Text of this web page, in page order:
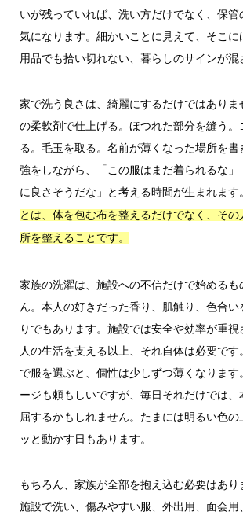
いが残っていれば、洗い方だけでなく、保管
気になります。細かいことに見えて、そこに
用品でも拾い切れない、暮らしのサインが混
家で洗う良さは、綺麗にするだけではありま
の柔軟剤で仕上げる。ほつれた部分を縫う。
る。毛玉を取る。名前が薄くなった場所を
強をしながら、「この服はまだ着られるな」
に良さそうだな」と考える時間が生まれます。
とは、体を包む布を整えるだけでなく、そ
所を整えることです。
家族の洗濯は、施設への不信だけで始めるも
ん。本人の好きだった香り、肌触り、色合い
りでもあります。施設では安全や効率が重
人の生活を支える以上、それ自体は必要で
で服を選ぶと、個性は少しずつ薄くなります
ージも頼もしいですが、毎日それだけでは、
屈するかもしれません。たまには明るい色の
ッと動かす日もあります。
もちろん、家族が全部を抱え込む必要はあり
施設で洗い、傷みやすい服、外出用、面会用